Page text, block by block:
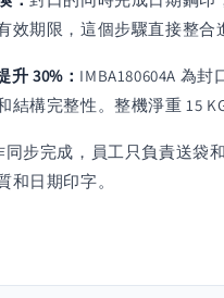
期限，這個步驟直接整合
30%： IMBA180604A 為
構完整性。整機淨重 15
步完成，員工只負責送袋
日期印字。